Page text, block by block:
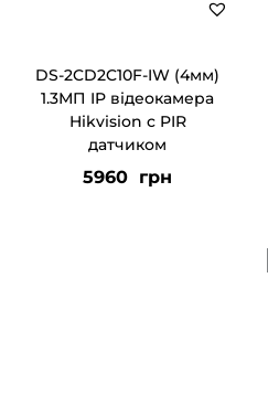
DS-2CD2C10F-IW (4мм)
1.3МП IP відеокамера
Hikvision c PIR
датчиком
5960 грн